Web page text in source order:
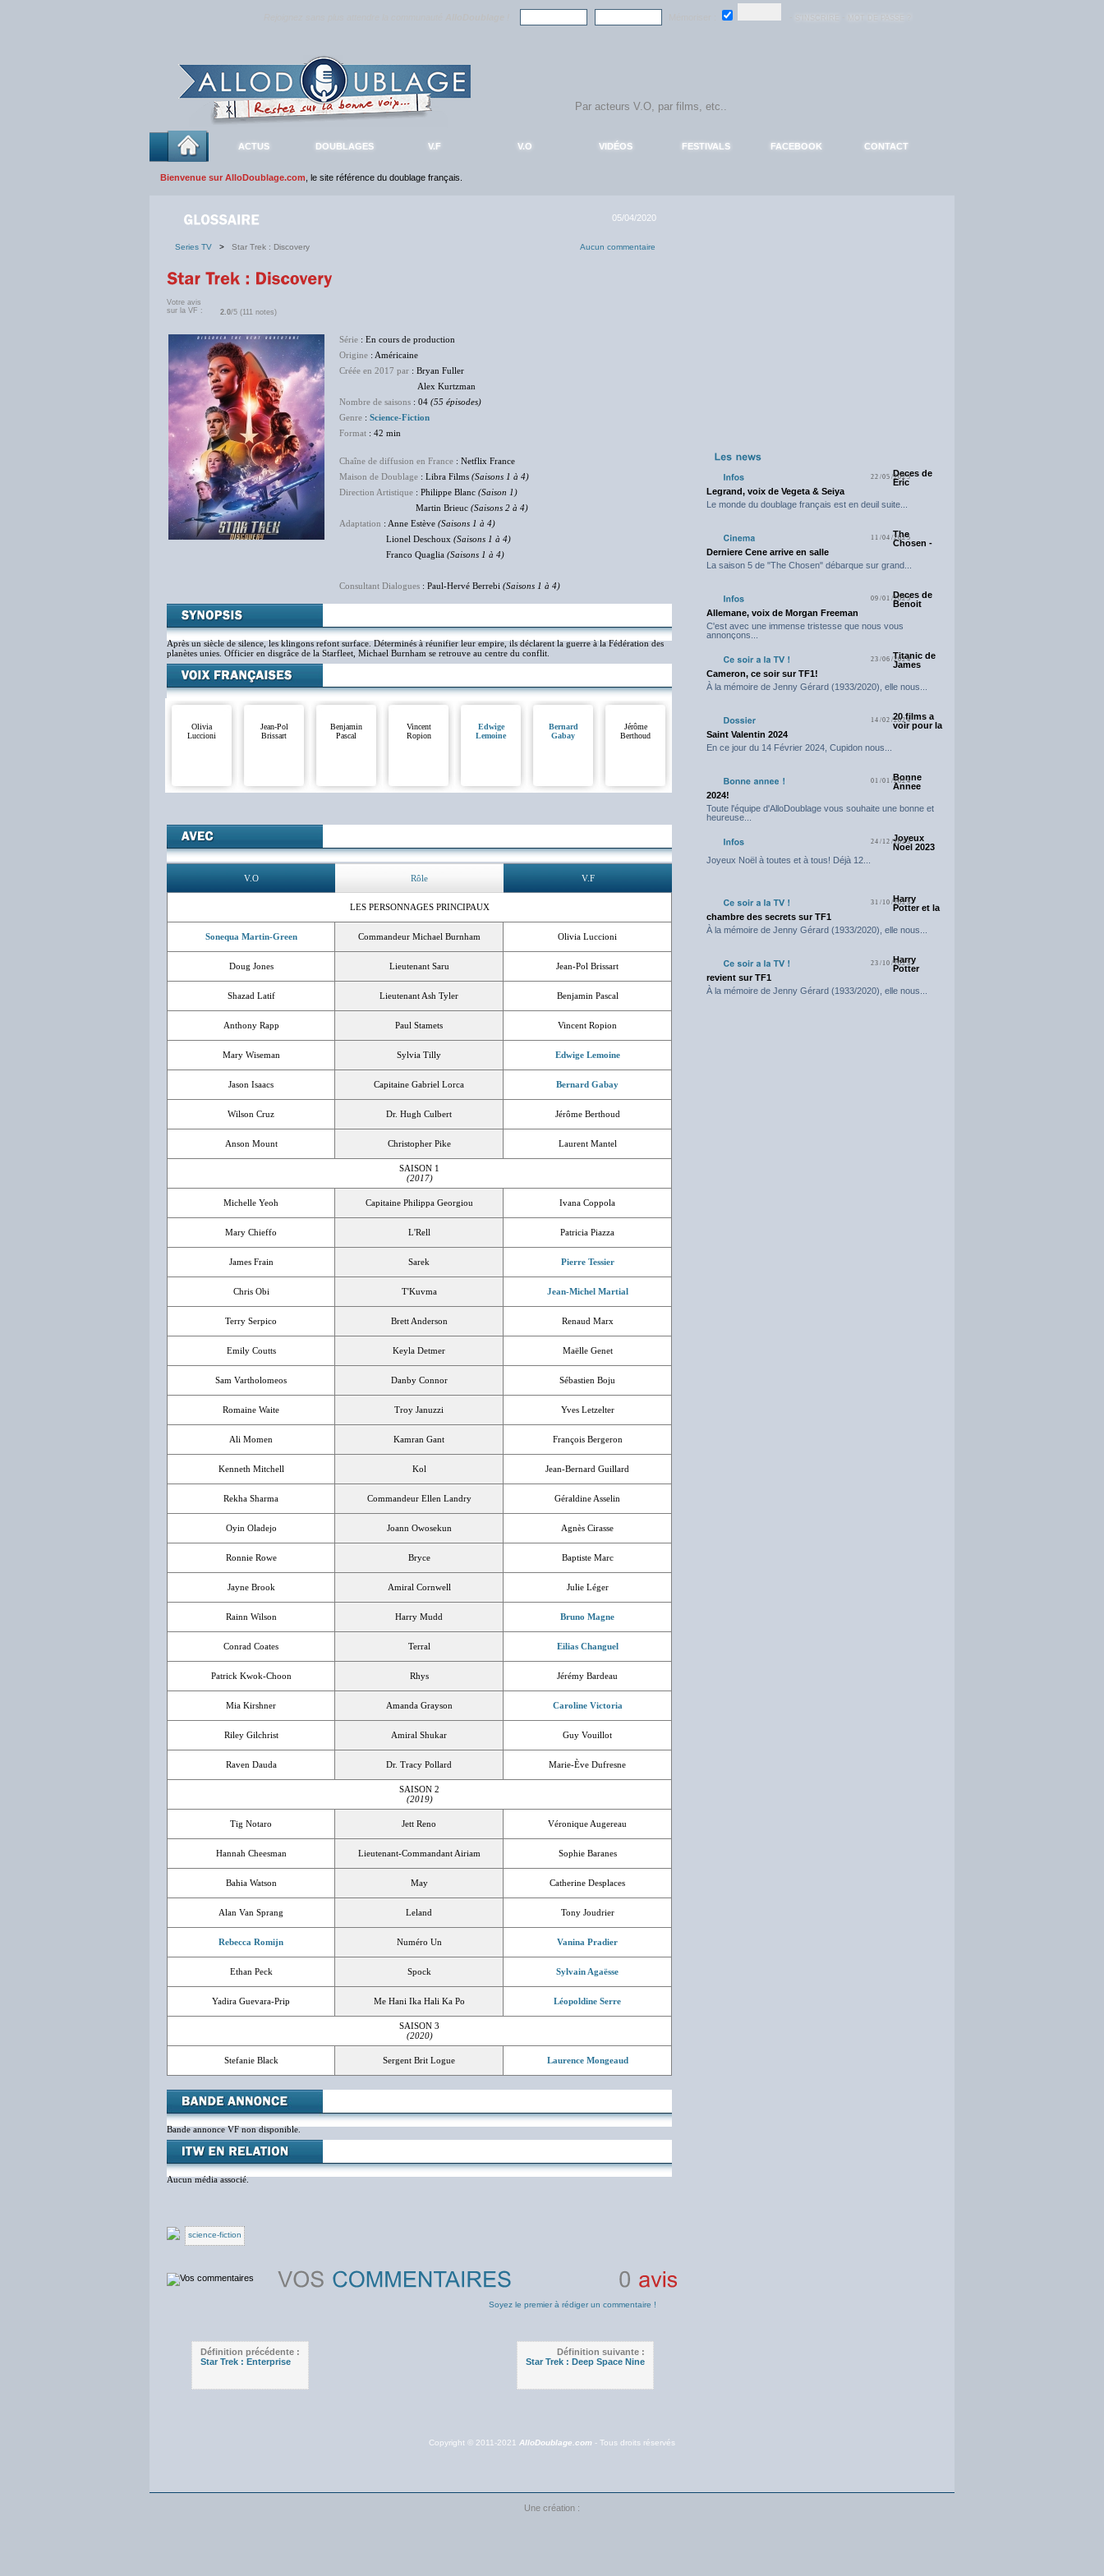
ACTUS DOUBLAGES V.F V.O VIDÉOS FESTIVALS FACEBOOK CONTACT
Bienvenue sur AlloDoublage.com , le site référence du doublage français.
05/04/2020
Series TV > Star Trek : Discovery Aucun commentaire
Votre avis
sur la VF :
2.0/5 (111 notes)
Série : En cours de production
Origine : Américaine
Créée en 2017 par : Bryan Fuller
Alex Kurtzman
Nombre de saisons : 04 (55 épisodes)
Genre : Science-Fiction
Format : 42 min
Chaîne de diffusion en France : Netflix France
Maison de Doublage : Libra Films (Saisons 1 à 4)
Direction Artistique : Philippe Blanc (Saison 1)
Martin Brieuc (Saisons 2 à 4)
Adaptation : Anne Estève (Saisons 1 à 4)
Lionel Deschoux (Saisons 1 à 4)
Franco Quaglia (Saisons 1 à 4)
Consultant Dialogues : Paul-Hervé Berrebi (Saisons 1 à 4)
Après un siècle de silence, les klingons refont surface. Déterminés à réunifier leur empire, ils déclarent la guerre à la Fédération des
planètes unies. Officier en disgrâce de la Starfleet, Michael Burnham se retrouve au centre du conflit.
Olivia
Luccioni
Jean-Pol
Brissart
Benjamin
Pascal
Vincent
Ropion
Edwige
Lemoine
Bernard
Gabay
Jérôme
Berthoud
V.O Rôle V.F
LES PERSONNAGES PRINCIPAUX
Sonequa Martin-Green Commandeur Michael Burnham Olivia Luccioni
Doug Jones Lieutenant Saru Jean-Pol Brissart
Shazad Latif Lieutenant Ash Tyler Benjamin Pascal
Anthony Rapp Paul Stamets Vincent Ropion
Mary Wiseman Sylvia Tilly Edwige Lemoine
Jason Isaacs Capitaine Gabriel Lorca Bernard Gabay
Wilson Cruz Dr. Hugh Culbert Jérôme Berthoud
Anson Mount Christopher Pike Laurent Mantel
SAISON 1
(2017)
Michelle Yeoh Capitaine Philippa Georgiou Ivana Coppola
Mary Chieffo L'Rell Patricia Piazza
James Frain Sarek Pierre Tessier
Chris Obi T'Kuvma Jean-Michel Martial
Terry Serpico Brett Anderson Renaud Marx
Emily Coutts Keyla Detmer Maëlle Genet
Sam Vartholomeos Danby Connor Sébastien Boju
Romaine Waite Troy Januzzi Yves Letzelter
Ali Momen Kamran Gant François Bergeron
Kenneth Mitchell Kol Jean-Bernard Guillard
Rekha Sharma Commandeur Ellen Landry Géraldine Asselin
Oyin Oladejo Joann Owosekun Agnès Cirasse
Ronnie Rowe Bryce Baptiste Marc
Jayne Brook Amiral Cornwell Julie Léger
Rainn Wilson Harry Mudd Bruno Magne
Conrad Coates Terral Eilias Changuel
Patrick Kwok-Choon Rhys Jérémy Bardeau
Mia Kirshner Amanda Grayson Caroline Victoria
Riley Gilchrist Amiral Shukar Guy Vouillot
Raven Dauda Dr. Tracy Pollard Marie-Ève Dufresne
SAISON 2
(2019)
Tig Notaro Jett Reno Véronique Augereau
Hannah Cheesman Lieutenant-Commandant Airiam Sophie Baranes
Bahia Watson May Catherine Desplaces
Alan Van Sprang Leland Tony Joudrier
Rebecca Romijn Numéro Un Vanina Pradier
Ethan Peck Spock Sylvain Agaësse
Yadira Guevara-Prip Me Hani Ika Hali Ka Po Léopoldine Serre
SAISON 3
(2020)
Stefanie Black Sergent Brit Logue Laurence Mongeaud
Bande annonce VF non disponible.
Aucun média associé.
science-fiction
Soyez le premier à rédiger un commentaire !
Définition précédente :
Star Trek : Enterprise
Définition suivante :
Star Trek : Deep Space Nine
22/05/2025Deces de
Eric
Legrand, voix de Vegeta & Seiya
Le monde du doublage français est en deuil suite...
11/04/2025
The
Chosen -
Derniere Cene arrive en salle
La saison 5 de "The Chosen" débarque sur grand...
09/01/2025Deces de
Benoit
Allemane, voix de Morgan Freeman
C'est avec une immense tristesse que nous vous
annonçons...
23/06/2024Titanic de
James
Cameron, ce soir sur TF1!
À la mémoire de Jenny Gérard (1933/2020), elle nous...
14/02/202420 films a
voir pour la
Saint Valentin 2024
En ce jour du 14 Février 2024, Cupidon nous...
01/01/2024
Bonne
Annee
2024!
Toute l'équipe d'AlloDoublage vous souhaite une bonne et
heureuse...
24/12/2023
Joyeux
Noel 2023
Joyeux Noël à toutes et à tous! Déjà 12...
31/10/2023
Harry
Potter et la
chambre des secrets sur TF1
À la mémoire de Jenny Gérard (1933/2020), elle nous...
23/10/2023
Harry
Potter
revient sur TF1
À la mémoire de Jenny Gérard (1933/2020), elle nous...
Copyright © 2011-2021 AlloDoublage.com - Tous droits réservés
Une création :